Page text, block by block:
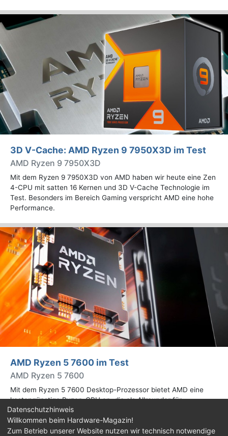
3D V-Cache: AMD Ryzen 9 7950X3D im Test
AMD Ryzen 9 7950X3D
Mit dem Ryzen 9 7950X3D von AMD haben wir heute eine Zen
4-CPU mit satten 16 Kernen und 3D V-Cache Technologie im
Test. Besonders im Bereich Gaming verspricht AMD eine hohe
Performance.
AMD Ryzen 5 7600 im Test
AMD Ryzen 5 7600
Mit dem Ryzen 5 7600 Desktop-Prozessor bietet AMD eine
kostengünstige Ryzen-CPU an, die als Allrounder für
verschiedene Workloads im heimischen PC dienen soll. Wir
haben sie in der Praxis ausgiebig getestet.
Datenschutzhinweis
Willkommen beim Hardware-Magazin!
Zum Betrieb unserer Website nutzen wir technisch notwendige